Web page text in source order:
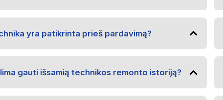
yra patikrinta prieš pardavimą?
gauti išsamią technikos remonto istoriją?